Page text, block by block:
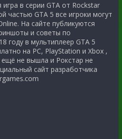
в серии GTA от Rockstar
частью GTA 5 все игроки могут
На сайте публикуются
и советы по
году в мультиплеер GTA 5
на PC, PlayStation и Xbox ,
ещё не вышла и Рокстар не
сайт разработчика